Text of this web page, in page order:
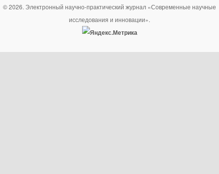
© 2026. Электронный научно-практический журнал «Современные научные
исследования и инновации».